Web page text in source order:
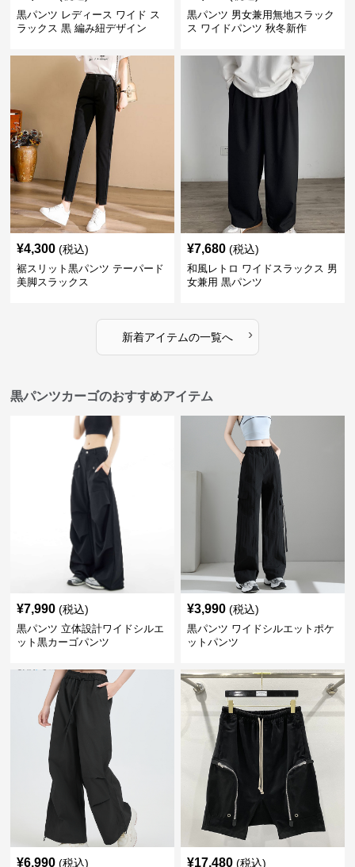
黒パンツ レディース ワイド ス
ラックス 黒 編み紐デザイン
黒パンツ 男女兼用無地スラック
ス ワイドパンツ 秋冬新作
¥4,300 (税込)
裾スリット黒パンツ テーパード
美脚スラックス
¥7,680 (税込)
和風レトロ ワイドスラックス 男
女兼用 黒パンツ
新着アイテムの一覧へ ›
黒パンツカーゴのおすすめアイテム
¥7,990 (税込)
黒パンツ 立体設計ワイドシルエ
ット黒カーゴパンツ
¥3,990 (税込)
黒パンツ ワイドシルエットポケ
ットパンツ
¥6,990 (税込) ¥17,480 (税込)